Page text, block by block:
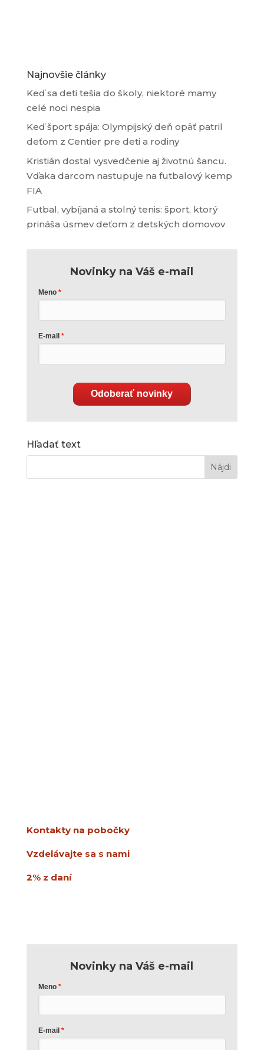
Najnovšie články
Keď sa deti tešia do školy, niektoré mamy
celé noci nespia
Keď šport spája: Olympijský deň opäť patril
deťom z Centier pre deti a rodiny
Kristián dostal vysvedčenie aj životnú šancu.
Vďaka darcom nastupuje na futbalový kemp
FIA
Futbal, vybíjaná a stolný tenis: šport, ktorý
prináša úsmev deťom z detských domovov
Novinky na Váš e-mail
Meno
E-mail
Odoberať novinky
Hľadať text
Kontakty na pobočky
Vzdelávajte sa s nami
2% z daní
Novinky na Váš e-mail
Meno
E-mail